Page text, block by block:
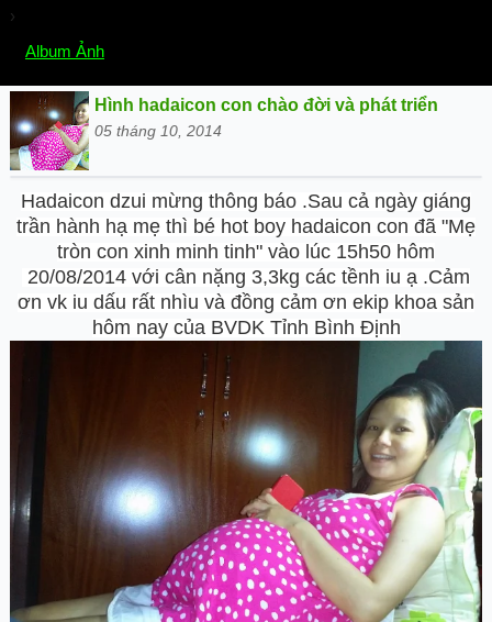
›
Album Ảnh
Hình hadaicon con chào đời và phát triển
05 tháng 10, 2014
Hadaicon dzui mừng thông báo .Sau cả ngày giáng
trần hành hạ mẹ thì bé hot boy hadaicon con đã "Mẹ
tròn con xinh minh tinh" vào lúc 15h50 hôm
20/08/2014 với cân nặng 3,3kg các tềnh iu ạ .Cảm
ơn vk iu dấu rất nhìu và đồng cảm ơn ekip khoa sản
hôm nay của BVDK Tỉnh Bình Định